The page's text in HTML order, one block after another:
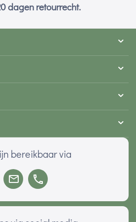
dagen retourrecht.
bereikbaar via